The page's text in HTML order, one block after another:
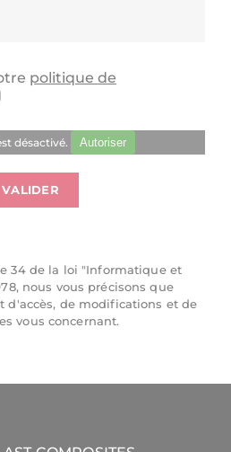
politique de
désactivé. Autoriser
34 de la loi "Informatique et
nous vous précisons que
d'accès, de modifications et de
vous concernant.